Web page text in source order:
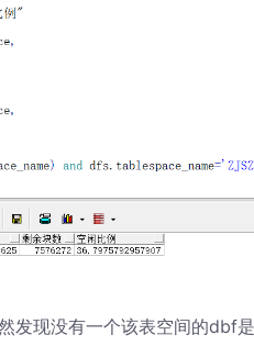
发现没有一个该表空间的dbf